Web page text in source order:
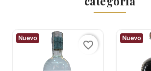
Nuevo
favorite_border
Nuevo